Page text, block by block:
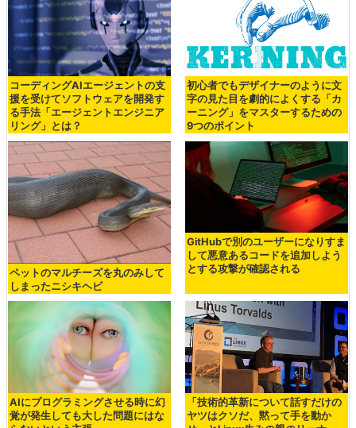
コーディングAIエージェントの支
援を受けてソフトウェアを開発す
る手法「エージェントエンジニア
リング」とは？
初心者でもデザイナーのように文
字の見た目を劇的によくする「カ
ーニング」をマスターするための
9つのポイント
ペットのマルチーズを丸のみして
しまったニシキヘビ
GitHubで別のユーザーになりすま
して悪意あるコードを追加しよう
とする攻撃が確認される
AIにプログラミングさせる時に幻
覚が発生しても大した問題にはな
「技術的革新について話すだけの
ヤツはクソだ、黙って手を動か